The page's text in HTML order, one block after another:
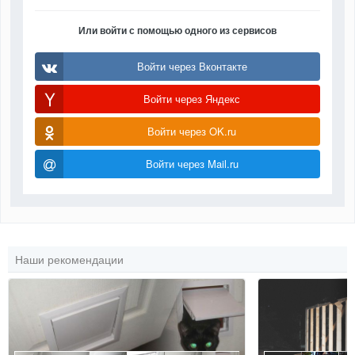
Или войти с помощью одного из сервисов
Войти через Вконтакте
Войти через Яндекс
Войти через OK.ru
Войти через Mail.ru
Наши рекомендации